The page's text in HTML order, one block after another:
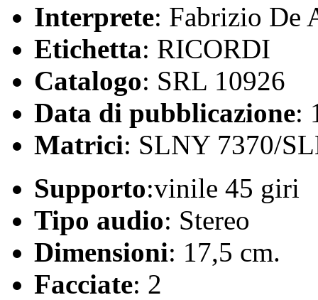
Interprete: Fabrizio De
Etichetta: RICORDI
Catalogo: SRL 10926
Data di pubblicazione:
Matrici: SLNY 7370/
Supporto:vinile 45 giri
Tipo audio: Stereo
Dimensioni: 17,5 cm.
Facciate: 2